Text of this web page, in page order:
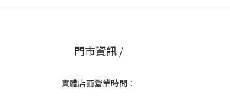
門市資訊 /
實體店面營業時間：